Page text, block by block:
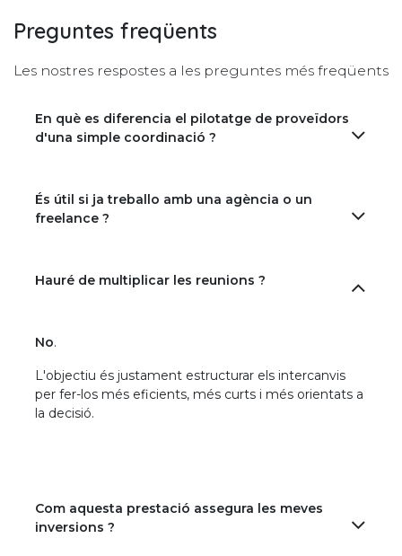
Preguntes freqüents
Les nostres respostes a les preguntes més freqüents
En què es diferencia el pilotatge de proveïdors
d'una simple coordinació ?
És útil si ja treballo amb una agència o un
freelance ?
Hauré de multiplicar les reunions ?
No.
L'objectiu és justament estructurar els intercanvis
per fer-los més eficients, més curts i més orientats a
la decisió.
Com aquesta prestació assegura les meves
inversions ?